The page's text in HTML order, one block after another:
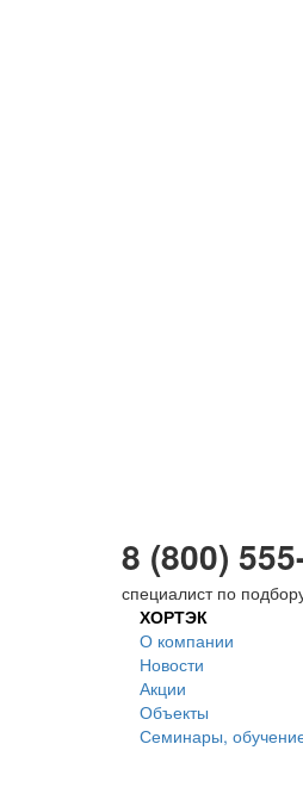
8 (800)
специалист по
ХОРТЭК
О компании
Новости
Акции
Объекты
Семинары,